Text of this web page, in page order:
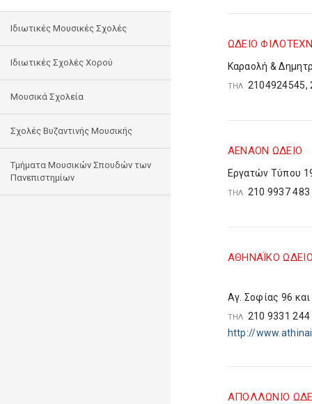
Ιδιωτικές Μουσικές Σχολές
Ιδιωτικές Σχολές Χορού
Μουσικά Σχολεία
Σχολές Βυζαντινής Μουσικής
Τμήματα Μουσικών Σπουδών των
Πανεπιστημίων
ΩΔΕΙΟ
Καραολή &
ΤΗΛ
ΑΕΝΑΟΝ ΩΔΕΙΟ
Εργατών Τύπου
ΤΗΛ 210 9937
ΑΘΗΝΑΪΚΟ
Αγ. Σοφίας 96
ΤΗΛ 210 9331
http://
ΑΠΟΛΛΩΝΙΟ